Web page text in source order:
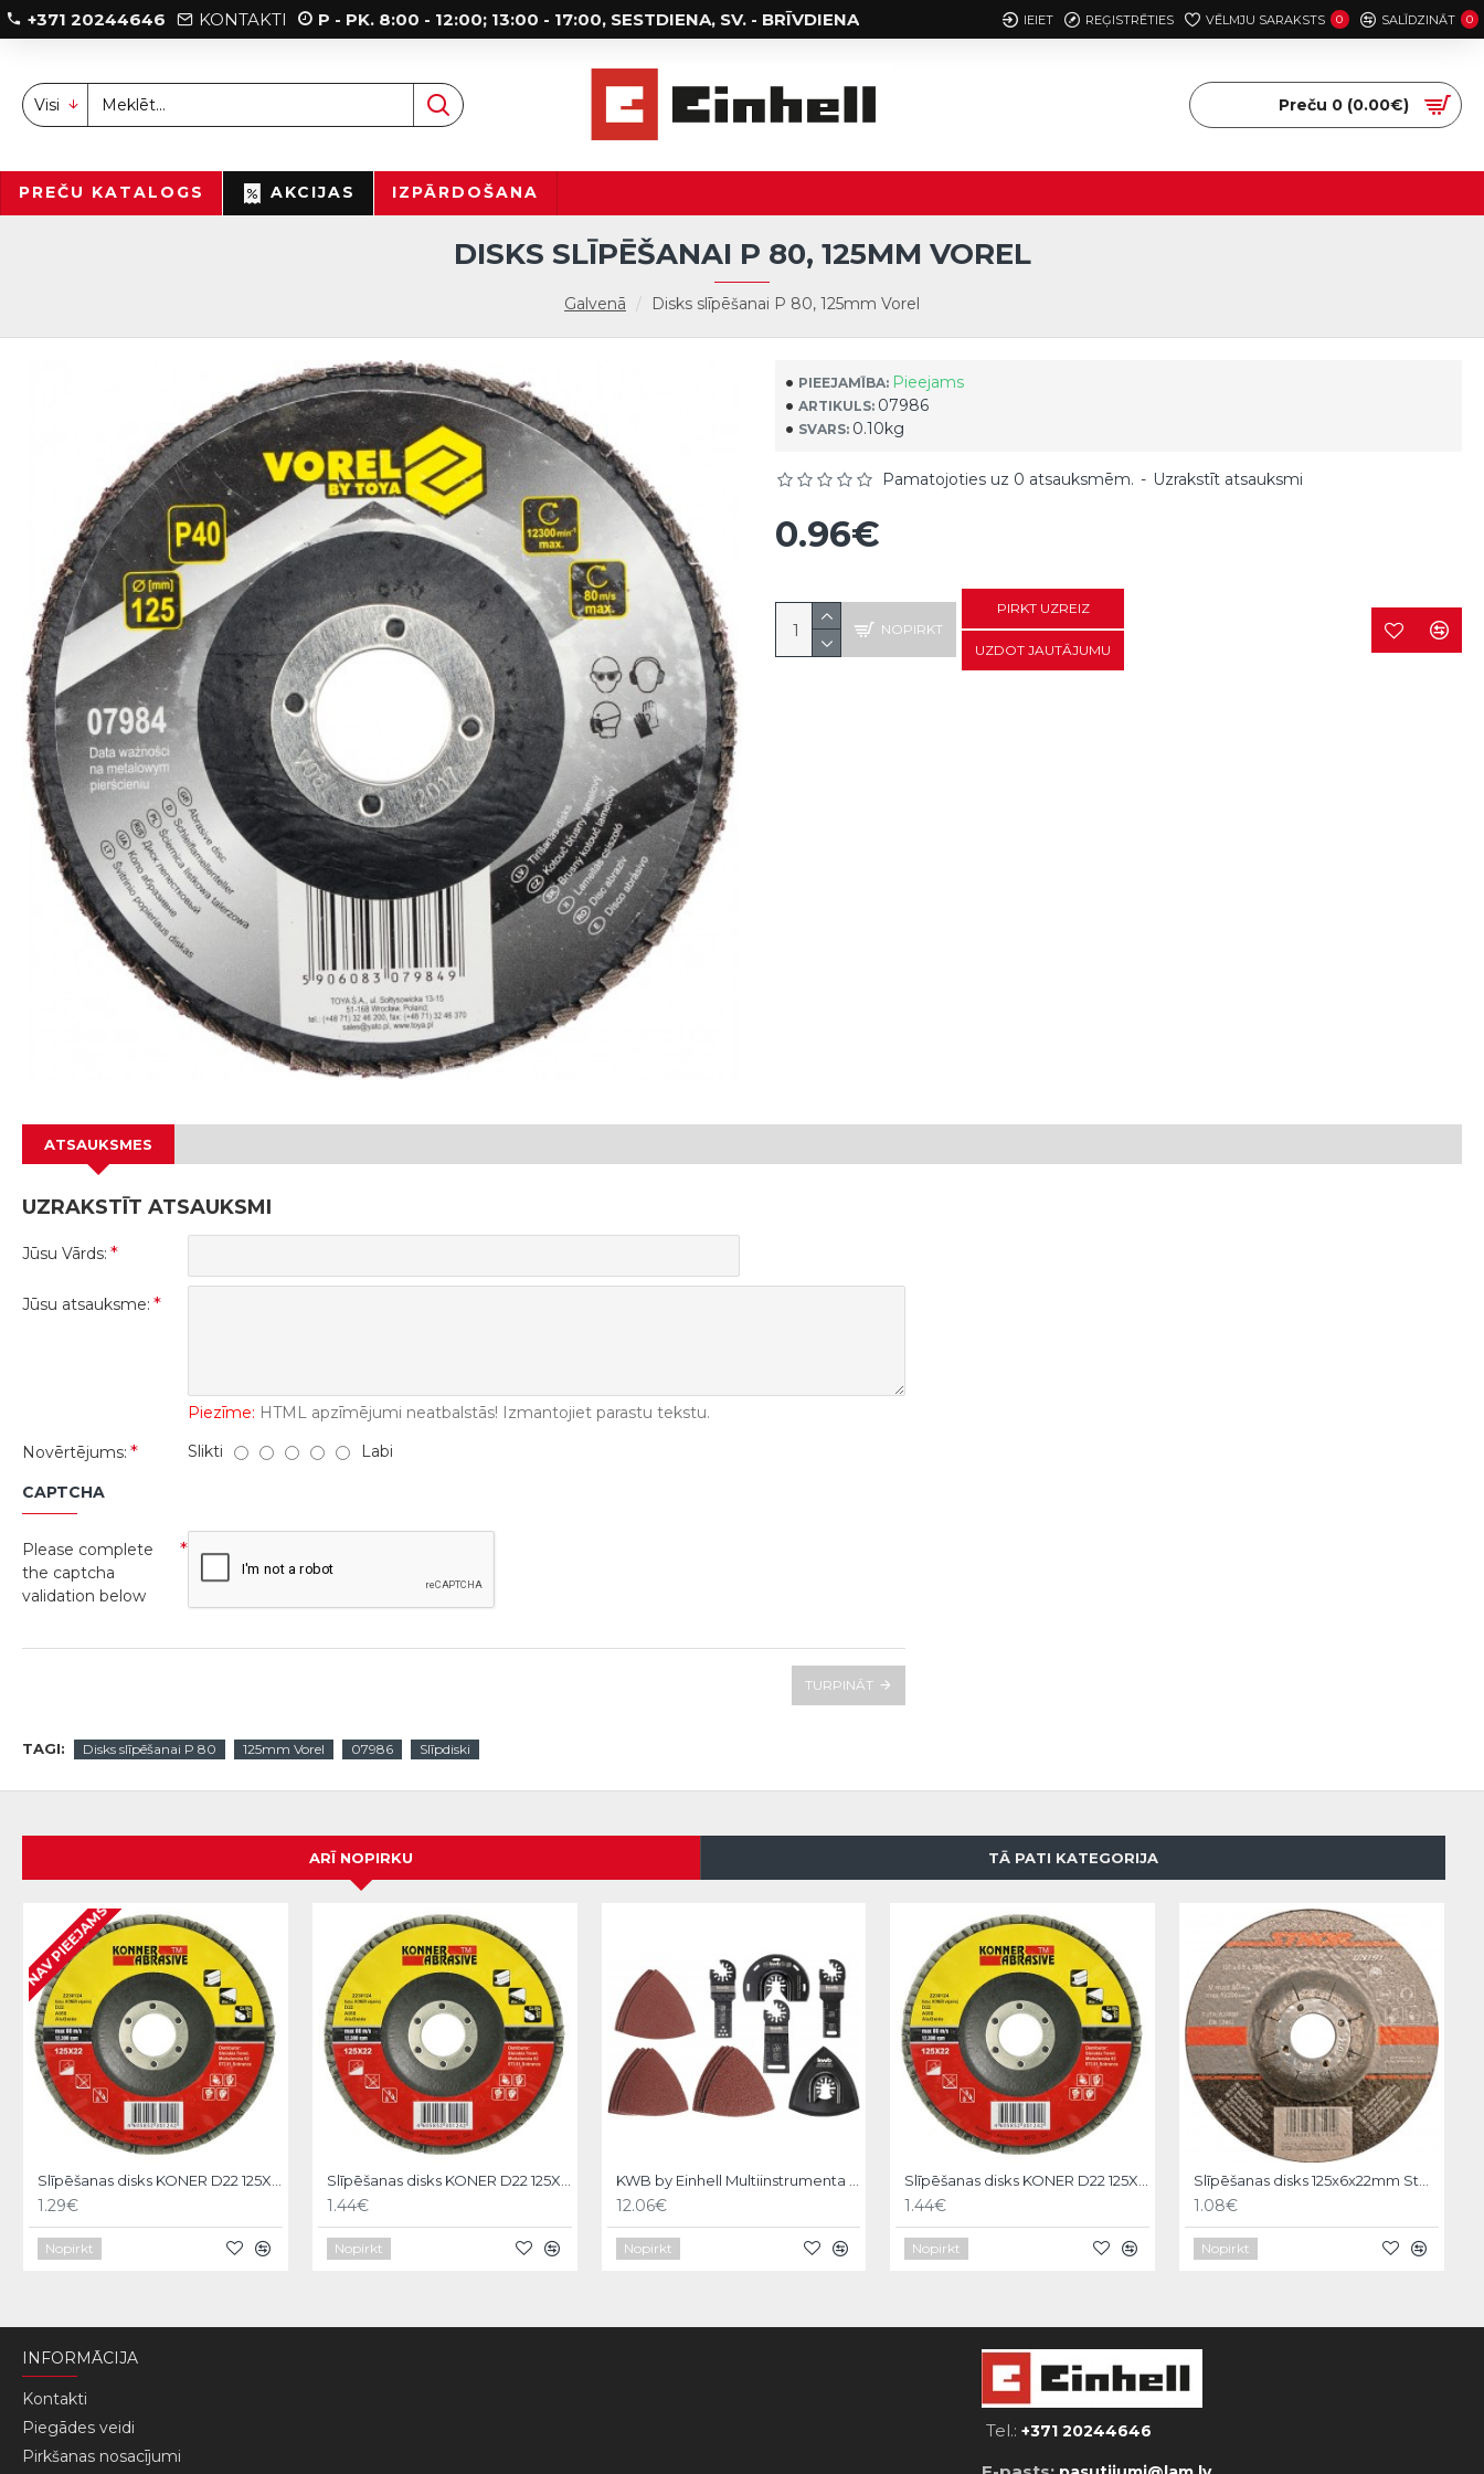
+371 20244646 KONTAKTI P - PK. 8:00 - 12:00; 13:00 - 17:00, SESTDIENA, SV. - BRĪVDIENA IEIET REĢISTRĒTIES VĒLMJU SARAKSTS 0 SALĪDZINĀT 0
Visi Preču 0 (0.00€)
PREČU KATALOGS AKCIJAS IZPĀRDOŠANA
Galvenā Disks slīpēšanai P 80, 125mm Vorel
DISKS SLĪPĒŠANAI P 80, 125MM VOREL
PIEEJAMĪBA: Pieejams
ARTIKULS: 07986
SVARS: 0.10kg
Pamatojoties uz 0 atsauksmēm. - Uzrakstīt atsauksmi
0.96€
NOPIRKT
PIRKT UZREIZ
UZDOT JAUTĀJUMU
ATSAUKSMES
UZRAKSTĪT ATSAUKSMI
Jūsu Vārds:
Jūsu atsauksme:
Piezīme: HTML apzīmējumi neatbalstās! Izmantojiet parastu tekstu.
Novērtējums:
Slikti Labi
CAPTCHA
Please complete
the captcha
validation below
TURPINĀT
TAGI: Disks slīpēšanai P 80 125mm Vorel 07986 Slīpdiski
ARĪ NOPIRKU TĀ PATI KATEGORIJA
NAV PIEEJAMS
1.29€
Nopirkt
1.44€
Nopirkt
12.06€
Nopirkt
1.44€
Nopirkt
1.08€
Nopirkt
INFORMĀCIJA
Kontakti
Piegādes veidi
Pirkšanas nosacījumi
Tel.:+371 20244646